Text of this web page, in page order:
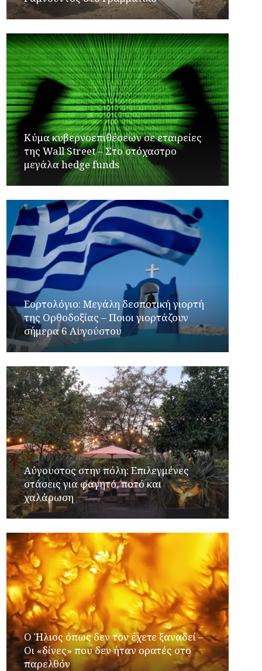
Κύμα κυβερνοεπιθέσεων σε εταιρείες
της Wall Street – Στο στόχαστρο
μεγάλα hedge funds
Εορτολόγιο: Μεγάλη δεσποτική γιορτή
της Ορθοδοξίας – Ποιοι γιορτάζουν
σήμερα 6 Αυγούστου
Αύγουστος στην πόλη: Επιλεγμένες
στάσεις για φαγητό, ποτό και
χαλάρωση
Ο Ήλιος όπως δεν τον έχετε ξαναδεί –
Οι «δίνες» που δεν ήταν ορατές στο
παρελθόν